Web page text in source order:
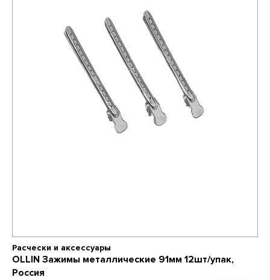
Расчески и аксессуары
OLLIN Зажимы металлические 91мм 12шт/упак,
Россия